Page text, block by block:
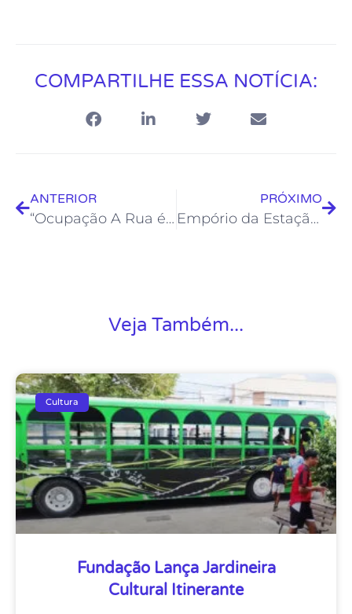
COMPARTILHE ESSA NOTÍCIA:
ANTERIOR
“Ocupação A Rua é Delas” promove Laboratório de Comicidade Feminina
PRÓXIMO
Empório da Estação recebe palhaça Trambolho nesta quarta
Veja Também...
Cultura
Fundação Lança Jardineira
Cultural Itinerante